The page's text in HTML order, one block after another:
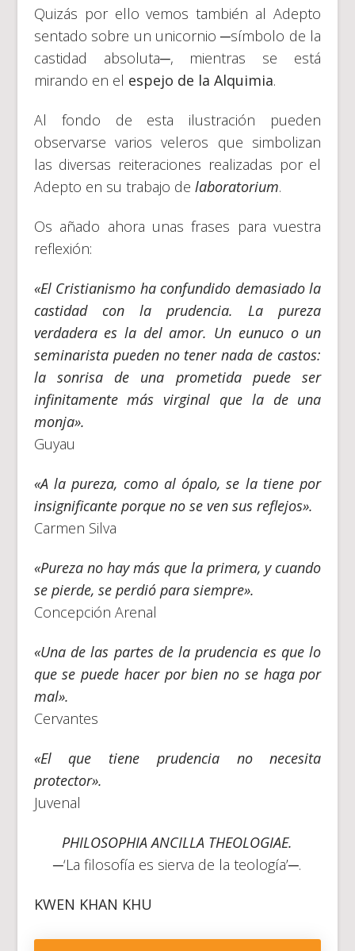
Quizás por ello vemos también al Adepto
sentado sobre un unicornio ─símbolo de la
castidad absoluta─, mientras se está
mirando en el espejo de la Alquimia.
Al fondo de esta ilustración pueden
observarse varios veleros que simbolizan
las diversas reiteraciones realizadas por el
Adepto en su trabajo de laboratorium.
Os añado ahora unas frases para vuestra
reflexión:
«El Cristianismo ha confundido demasiado la
castidad con la prudencia. La pureza
verdadera es la del amor. Un eunuco o un
seminarista pueden no tener nada de castos:
la sonrisa de una prometida puede ser
infinitamente más virginal que la de una
monja».
Guyau
«A la pureza, como al ópalo, se la tiene por
insignificante porque no se ven sus reflejos».
Carmen Silva
«Pureza no hay más que la primera, y cuando
se pierde, se perdió para siempre».
Concepción Arenal
«Una de las partes de la prudencia es que lo
que se puede hacer por bien no se haga por
mal».
Cervantes
«El que tiene prudencia no necesita
protector».
Juvenal
PHILOSOPHIA ANCILLA THEOLOGIAE.
─‘La filosofía es sierva de la teología’─.
KWEN KHAN KHU